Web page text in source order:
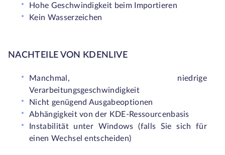
Hohe Geschwindigkeit beim Importieren
Kein Wasserzeichen
NACHTEILE VON KDENLIVE
Manchmal, niedrige
Verarbeitungsgeschwindigkeit
Nicht genügend Ausgabeoptionen
Abhängigkeit von der KDE-Ressourcenbasis
Instabilität unter Windows (falls Sie sich für
einen Wechsel entscheiden)